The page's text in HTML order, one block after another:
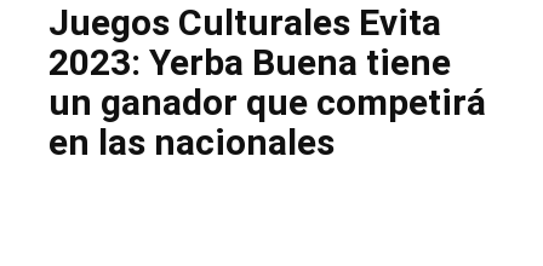
Juegos Culturales Evita
2023: Yerba Buena tiene
un ganador que competirá
en las nacionales